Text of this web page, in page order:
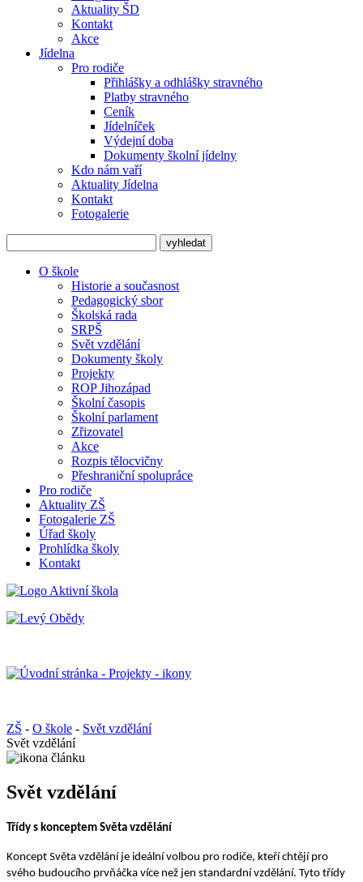
Aktuality ŠD
Kontakt
Akce
Jídelna
Pro rodiče
Přihlášky a odhlášky stravného
Platby stravného
Ceník
Jídelníček
Výdejní doba
Dokumenty školní jídelny
Kdo nám vaří
Aktuality Jídelna
Kontakt
Fotogalerie
O škole
Historie a současnost
Pedagogický sbor
Školská rada
SRPŠ
Svět vzdělání
Dokumenty školy
Projekty
ROP Jihozápad
Školní časopis
Školní parlament
Zřizovatel
Akce
Rozpis tělocvičny
Přeshraniční spolupráce
Pro rodiče
Aktuality ZŠ
Fotogalerie ZŠ
Úřad školy
Prohlídka školy
Kontakt
ZŠ - O škole - Svět vzdělání
Svět vzdělání
Svět vzdělání
Třídy s konceptem Světa vzdělání
Koncept Světa vzdělání je ideální volbou pro rodiče, kteří chtějí pro
svého budoucího prvňáčka více než jen standardní vzdělání. Tyto třídy